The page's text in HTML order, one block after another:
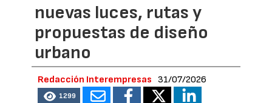
nuevas luces, rutas y
propuestas de diseño
urbano
Redacción Interempresas 31/07/2026
1299